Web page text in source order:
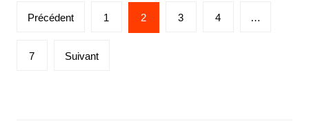
Pagination
publications
Précédent 1 2 3 4 …
7 Suivant